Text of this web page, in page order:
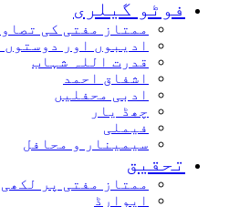
فوٹو گیلری
ممتاز مفتی کی
ادیبوں اور دوستوں
قدرت اللہ شہاب
اشفاق احمد
ادبی محفلیں
چھڈ یار
فیملی
سیمینار و محافل
تحقیق
ممتاز مفتی پر
ایوارڈ